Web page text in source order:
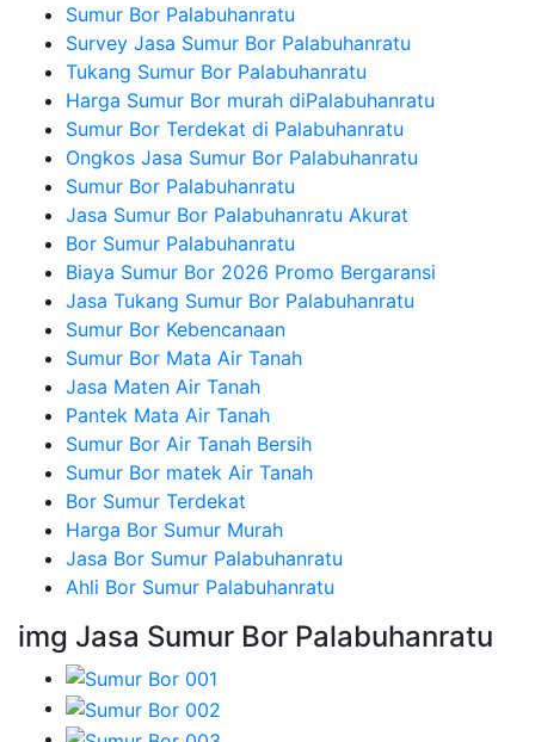
Sumur Bor Palabuhanratu
Survey Jasa Sumur Bor Palabuhanratu
Tukang Sumur Bor Palabuhanratu
Harga Sumur Bor murah diPalabuhanratu
Sumur Bor Terdekat di Palabuhanratu
Ongkos Jasa Sumur Bor Palabuhanratu
Sumur Bor Palabuhanratu
Jasa Sumur Bor Palabuhanratu Akurat
Bor Sumur Palabuhanratu
Biaya Sumur Bor 2026 Promo Bergaransi
Jasa Tukang Sumur Bor Palabuhanratu
Sumur Bor Kebencanaan
Sumur Bor Mata Air Tanah
Jasa Maten Air Tanah
Pantek Mata Air Tanah
Sumur Bor Air Tanah Bersih
Sumur Bor matek Air Tanah
Bor Sumur Terdekat
Harga Bor Sumur Murah
Jasa Bor Sumur Palabuhanratu
Ahli Bor Sumur Palabuhanratu
img Jasa Sumur Bor Palabuhanratu